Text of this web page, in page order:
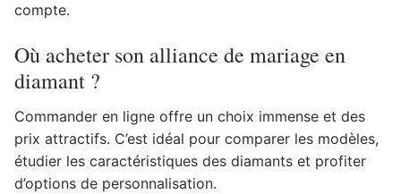
compte.
Où acheter son alliance de mariage en
diamant ?
Commander en ligne offre un choix immense et des
prix attractifs. C’est idéal pour comparer les modèles,
étudier les caractéristiques des diamants et profiter
d’options de personnalisation.